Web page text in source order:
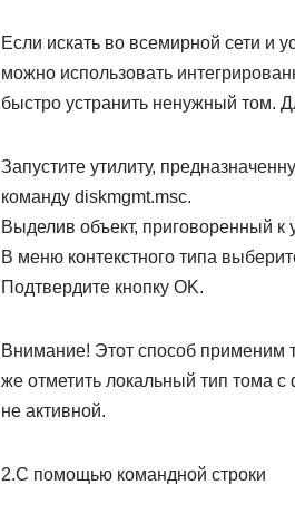
Если искать во всемирной сети и
можно использовать
быстро устранить ненужный том.
Запустите утилиту,
команду diskmgmt.msc.
Выделив объект, приговоренный
В меню контекстного типа
Подтвердите кнопку OK.
Внимание! Этот способ применим
же отметить локальный тип тома
не активной.
2.С помощью командной строки